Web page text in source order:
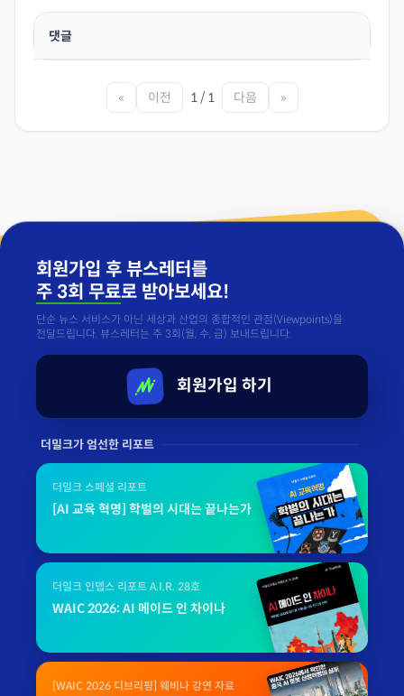
댓글
« 이전 1 / 1 다음 »
회원가입 후 뷰스레터를
주 3회 무료로 받아보세요!
단순 뉴스 서비스가 아닌 세상과 산업의 종합적인 관점(Viewpoints)을
전달드립니다. 뷰스레터는 주 3회(월, 수, 금) 보내드립니다.
회원가입 하기
더밀크가 엄선한 리포트
더밀크 스페셜 리포트
[AI 교육 혁명] 학벌의 시대는 끝나는가
더밀크 인뎁스 리포트 A.I.R. 28호
WAIC 2026: AI 메이드 인 차이나
[WAIC 2026 디브리핑] 웨비나 강연 자료